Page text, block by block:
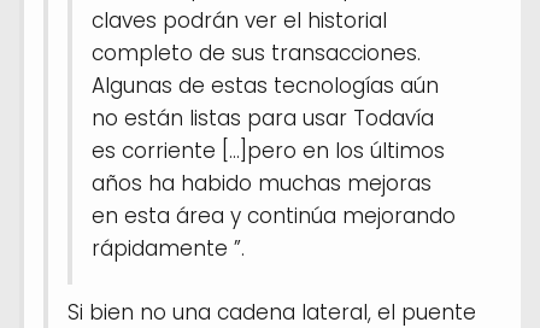
claves podrán ver el historial
completo de sus transacciones.
Algunas de estas tecnologías aún
no están listas para usar Todavía
es corriente [...]pero en los últimos
años ha habido muchas mejoras
en esta área y continúa mejorando
rápidamente ”.
Si bien no una cadena lateral, el puente